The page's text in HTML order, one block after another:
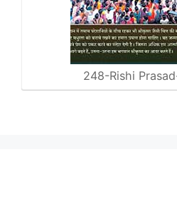
248-Rishi